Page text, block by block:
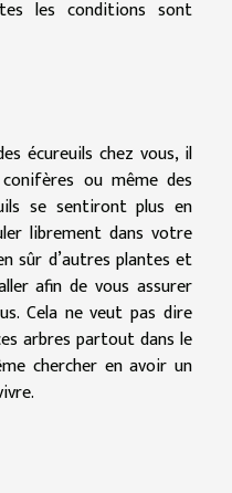
les conditions sont
écureuils chez vous, il
ou même des
se sentiront plus en
librement dans votre
sûr d’autres plantes et
afin de vous assurer
Cela ne veut pas dire
arbres partout dans le
chercher en avoir un